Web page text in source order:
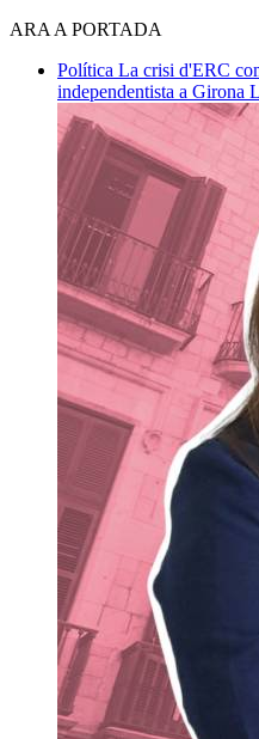
ARA A PORTADA
Política La crisi d'ERC
independentista a Girona